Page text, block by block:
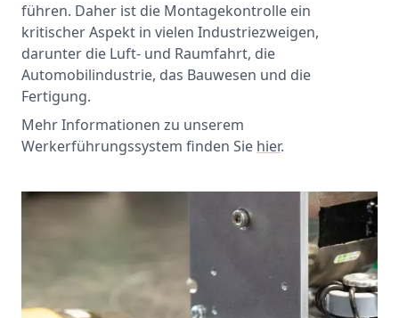
führen. Daher ist die Montagekontrolle ein
kritischer Aspekt in vielen Industriezweigen,
darunter die Luft- und Raumfahrt, die
Automobilindustrie, das Bauwesen und die
Fertigung.
Mehr Informationen zu unserem
Werkerführungssystem finden Sie hier.